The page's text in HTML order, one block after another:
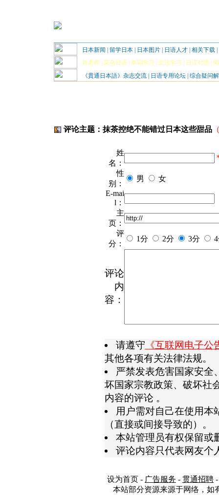
日本新闻 留学日本 日本图片 日语人才 相关下载
肖老师 菜鸟日语 单词学习 文法学习 日汉对照
《貫通日本語》杂志交流
日语专用论坛 综合疑问
评论主题：抹茶控绝不能错过日本这些甜品
姓
名：
性
别：
男
女
E-mai
l：
主
页：
评
分：
1分 2分 3分
评论
内
容：
请遵守 《互联网电子
其他各项有关法律法规。
严禁发表危害国家安全
坏国家宗教政策、破坏社
内容的评论 。
用户需对自己在使用本
（直接或间接导致的）。
本站管理员有权保留或
评论内容只代表网友个
设为首页 - 广告服务 - 贯通招聘
本站部分资源来源于网络，如